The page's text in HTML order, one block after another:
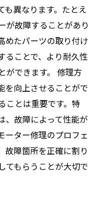
も異なります。たとえ
が故障することがあり
めたパーツの取り付け
ることで、より耐久性
ができます。 修理方
を向上させることがで
ことは重要です。特
、故障によって性能が
ーター修理のプロフェ
故障箇所を正確に割り
てもらうことが大切で